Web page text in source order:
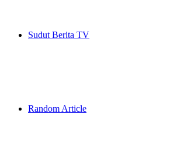
Sudut Berita TV
Random Article